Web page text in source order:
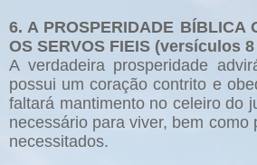
6. A PROSPERIDADE BÍBLICA
OS SERVOS FIEIS (versículos 8
A verdadeira prosperidade
possui um coração contrito e
faltará mantimento no celeiro do
necessário para viver, bem como
necessitados.